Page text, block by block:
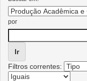
por
Filtros correntes: